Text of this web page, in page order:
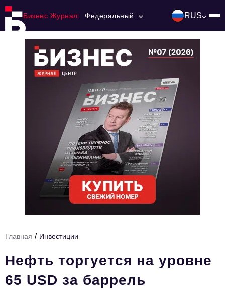
Бизнес Журнал: Федеральный RUS
Ниши и рынки
Технологии и тренды
HR
Персона номера
Главная / Инвестиции
Нефть торгуется на уровне
65 USD за баррель